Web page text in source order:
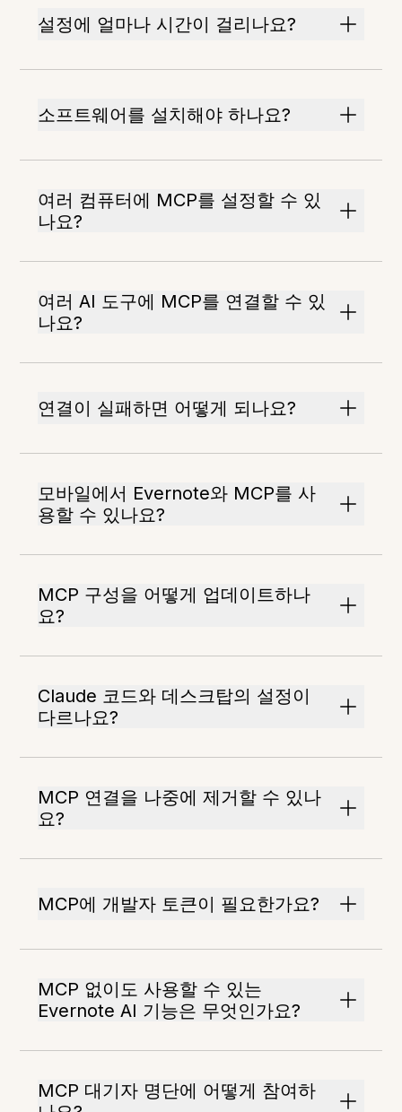
설정에 얼마나 시간이 걸리나요?
소프트웨어를 설치해야 하나요?
여러 컴퓨터에 MCP를 설정할 수 있
나요?
여러 AI 도구에 MCP를 연결할 수 있
나요?
연결이 실패하면 어떻게 되나요?
모바일에서 Evernote와 MCP를 사
용할 수 있나요?
MCP 구성을 어떻게 업데이트하나
요?
Claude 코드와 데스크탑의 설정이
다르나요?
MCP 연결을 나중에 제거할 수 있나
요?
MCP에 개발자 토큰이 필요한가요?
MCP 없이도 사용할 수 있는
Evernote AI 기능은 무엇인가요?
MCP 대기자 명단에 어떻게 참여하